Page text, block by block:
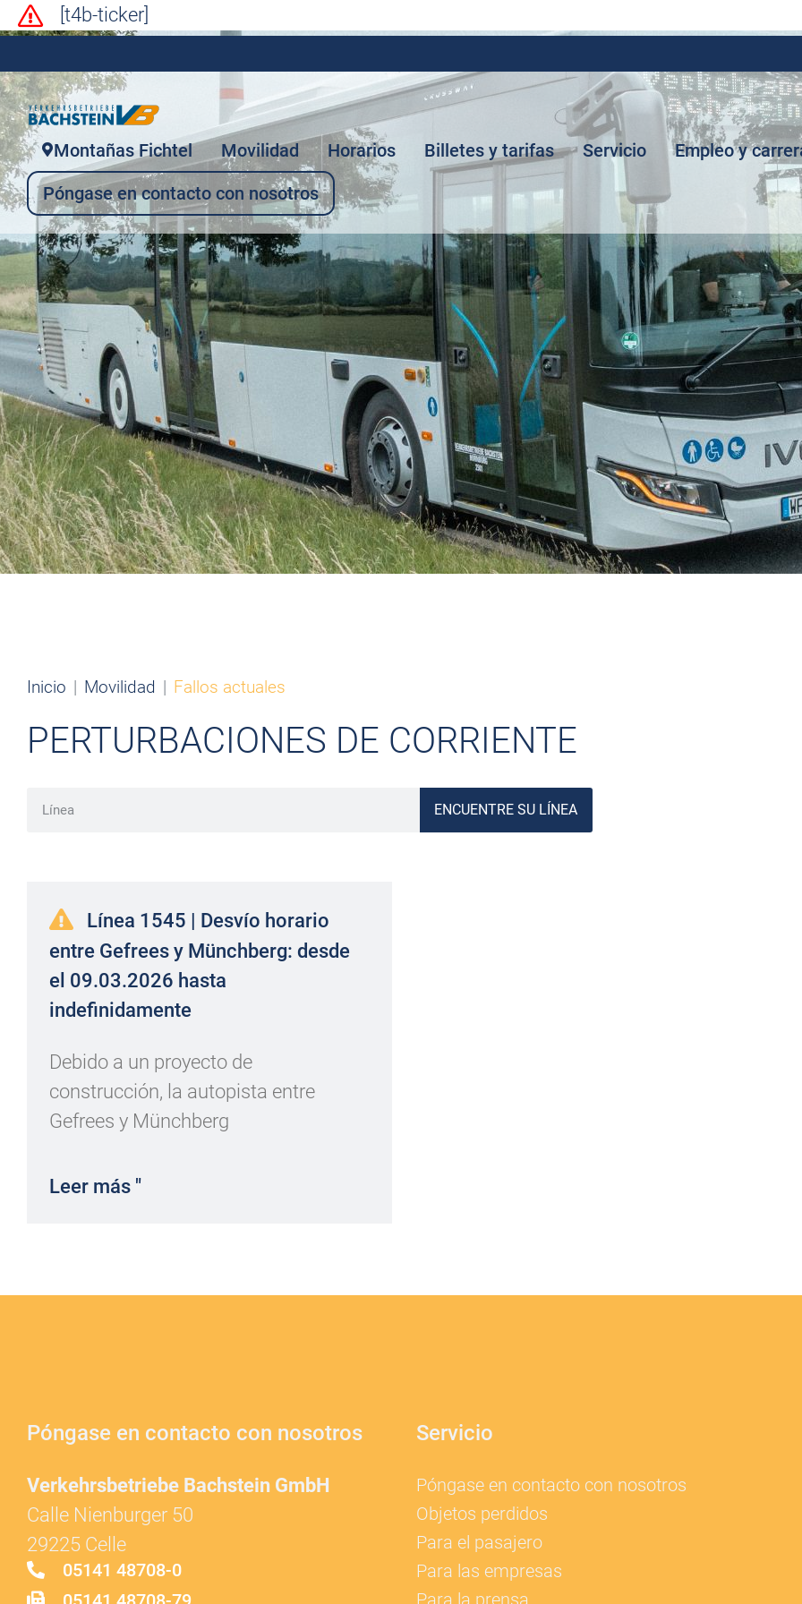
[t4b-ticker]
Montañas Fichtel Movilidad Horarios Billetes y tarifas Servicio
Empleo y
Póngase en contacto con nosotros
Inicio Movilidad Fallos actuales
PERTURBACIONES DE CORRIENTE
ENCUENTRE SU LÍNEA
Línea 1545 | Desvío horario
entre Gefrees y Münchberg: desde
el 09.03.2026 hasta
indefinidamente
Debido a un proyecto de
construcción, la autopista entre
Gefrees y Münchberg
Leer más "
Póngase en contacto con nosotros
Verkehrsbetriebe Bachstein GmbH
Calle Nienburger 50
29225 Celle
05141 48708-0
Servicio
Póngase en contacto con nosotros
Objetos perdidos
Para el pasajero
Para las empresas
Para la prensa